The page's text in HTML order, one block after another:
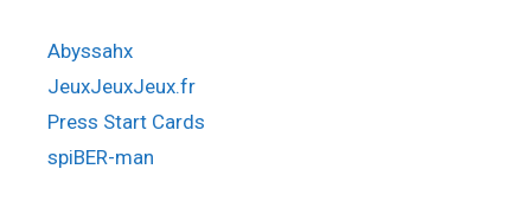
Abyssahx
JeuxJeuxJeux.fr
Press Start Cards
spiBER-man